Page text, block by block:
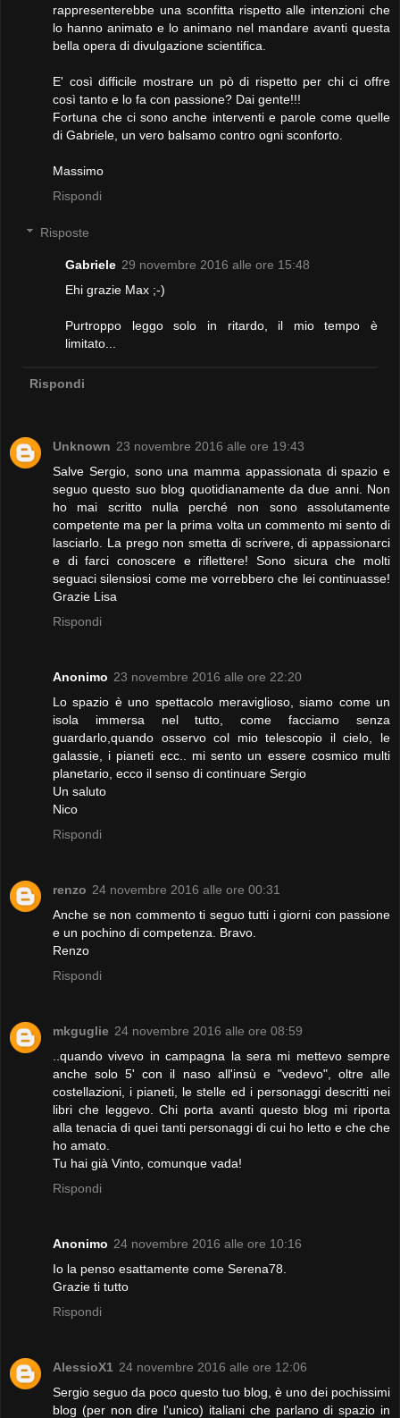
rappresenterebbe una sconfitta rispetto alle intenzioni che
lo hanno animato e lo animano nel mandare avanti questa
bella opera di divulgazione scientifica.
E' così difficile mostrare un pò di rispetto per chi ci offre
così tanto e lo fa con passione? Dai gente!!!
Fortuna che ci sono anche interventi e parole come quelle
di Gabriele, un vero balsamo contro ogni sconforto.
Massimo
Rispondi
Risposte
Gabriele 29 novembre 2016 alle ore 15:48
Ehi grazie Max ;-)
Purtroppo leggo solo in ritardo, il mio tempo è
limitato...
Rispondi
Unknown 23 novembre 2016 alle ore 19:43
Salve Sergio, sono una mamma appassionata di spazio e
seguo questo suo blog quotidianamente da due anni. Non
ho mai scritto nulla perché non sono assolutamente
competente ma per la prima volta un commento mi sento di
lasciarlo. La prego non smetta di scrivere, di appassionarci
e di farci conoscere e riflettere! Sono sicura che molti
seguaci silensiosi come me vorrebbero che lei continuasse!
Grazie Lisa
Rispondi
Anonimo 23 novembre 2016 alle ore 22:20
Lo spazio è uno spettacolo meraviglioso, siamo come un
isola immersa nel tutto, come facciamo senza
guardarlo,quando osservo col mio telescopio il cielo, le
galassie, i pianeti ecc.. mi sento un essere cosmico multi
planetario, ecco il senso di continuare Sergio
Un saluto
Nico
Rispondi
renzo 24 novembre 2016 alle ore 00:31
Anche se non commento ti seguo tutti i giorni con passione
e un pochino di competenza. Bravo.
Renzo
Rispondi
mkguglie 24 novembre 2016 alle ore 08:59
..quando vivevo in campagna la sera mi mettevo sempre
anche solo 5' con il naso all'insù e "vedevo", oltre alle
costellazioni, i pianeti, le stelle ed i personaggi descritti nei
libri che leggevo. Chi porta avanti questo blog mi riporta
alla tenacia di quei tanti personaggi di cui ho letto e che che
ho amato.
Tu hai già Vinto, comunque vada!
Rispondi
Anonimo 24 novembre 2016 alle ore 10:16
Io la penso esattamente come Serena78.
Grazie ti tutto
Rispondi
AlessioX1 24 novembre 2016 alle ore 12:06
Sergio seguo da poco questo tuo blog, è uno dei pochissimi
blog (per non dire l'unico) italiani che parlano di spazio in